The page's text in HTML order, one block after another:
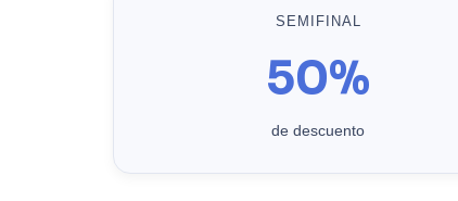
SEMIFINAL
50%
de descuento